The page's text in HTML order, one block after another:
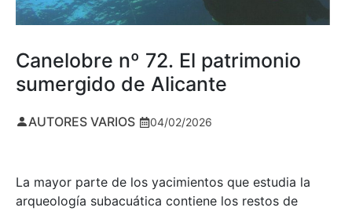
Canelobre nº 72. El patrimonio
sumergido de Alicante
AUTORES VARIOS 04/02/2026
La mayor parte de los yacimientos que estudia la
arqueología subacuática contiene los restos de